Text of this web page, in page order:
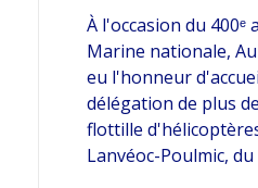
À l'occasion du 400ᵉ
Marine nationale,
eu l'honneur
délégation de plus
flottille
Lanvéoc-Poulmic, du